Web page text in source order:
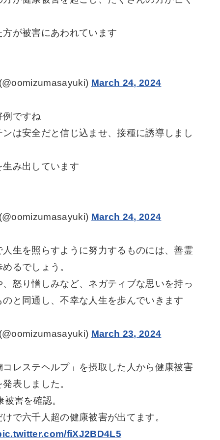
が被害にあわれています
March 24, 2024
例ですね
は安全だと信じ込ませ、接種に誘導しまし
み出しています
March 24, 2024
生を照らすように努力するものには、善霊
めるでしょう。
怒り憎しみなど、ネガティブな思いを持っ
と同通し、不幸な人生を歩んでいきます
March 23, 2024
レステヘルプ」を摂取した人から健康被害
表しました。
害を確認。
で六千人超の健康被害が出てます。
fiXJ2BD4L5